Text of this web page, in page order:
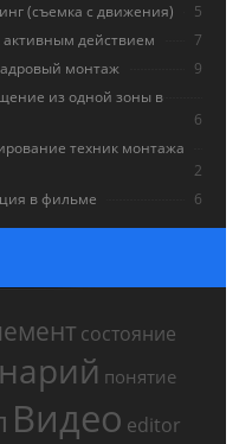
(съемка с движения)
5
действием
7
монтаж
9
из одной зоны в
6
техник монтажа
2
в фильме
6
состояние
понятие
Видео editor